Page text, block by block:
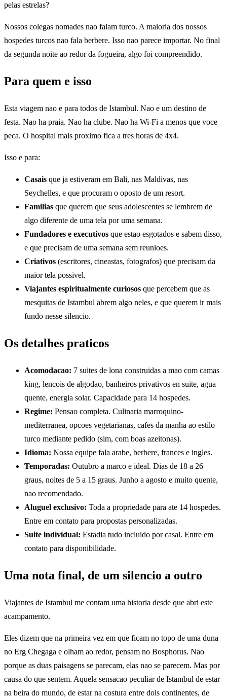
pelas estrelas?
Nossos colegas nomades nao falam turco. A maioria dos nossos
hospedes turcos nao fala berbere. Isso nao parece importar. No final
da segunda noite ao redor da fogueira, algo foi compreendido.
Para quem e isso
Esta viagem nao e para todos de Istambul. Nao e um destino de
festa. Nao ha praia. Nao ha clube. Nao ha Wi-Fi a menos que voce
peca. O hospital mais proximo fica a tres horas de 4x4.
Isso e para:
Casais que ja estiveram em Bali, nas Maldivas, nas
Seychelles, e que procuram o oposto de um resort.
Familias que querem que seus adolescentes se lembrem de
algo diferente de uma tela por uma semana.
Fundadores e executivos que estao esgotados e sabem disso,
e que precisam de uma semana sem reunioes.
Criativos (escritores, cineastas, fotografos) que precisam da
maior tela possivel.
Viajantes espiritualmente curiosos que percebem que as
mesquitas de Istambul abrem algo neles, e que querem ir mais
fundo nesse silencio.
Os detalhes praticos
Acomodacao: 7 suites de lona construidas a mao com camas
king, lencois de algodao, banheiros privativos en suite, agua
quente, energia solar. Capacidade para 14 hospedes.
Regime: Pensao completa. Culinaria marroquino-
mediterranea, opcoes vegetarianas, cafes da manha ao estilo
turco mediante pedido (sim, com boas azeitonas).
Idioma: Nossa equipe fala arabe, berbere, frances e ingles.
Temporadas: Outubro a marco e ideal. Dias de 18 a 26
graus, noites de 5 a 15 graus. Junho a agosto e muito quente,
nao recomendado.
Aluguel exclusivo: Toda a propriedade para ate 14 hospedes.
Entre em contato para propostas personalizadas.
Suite individual: Estadia tudo incluido por casal. Entre em
contato para disponibilidade.
Uma nota final, de um silencio a outro
Viajantes de Istambul me contam uma historia desde que abri este
acampamento.
Eles dizem que na primeira vez em que ficam no topo de uma duna
no Erg Chegaga e olham ao redor, pensam no Bosphorus. Nao
porque as duas paisagens se parecam, elas nao se parecem. Mas por
causa do que sentem. Aquela sensacao peculiar de Istambul de estar
na beira do mundo, de estar na costura entre dois continentes, de